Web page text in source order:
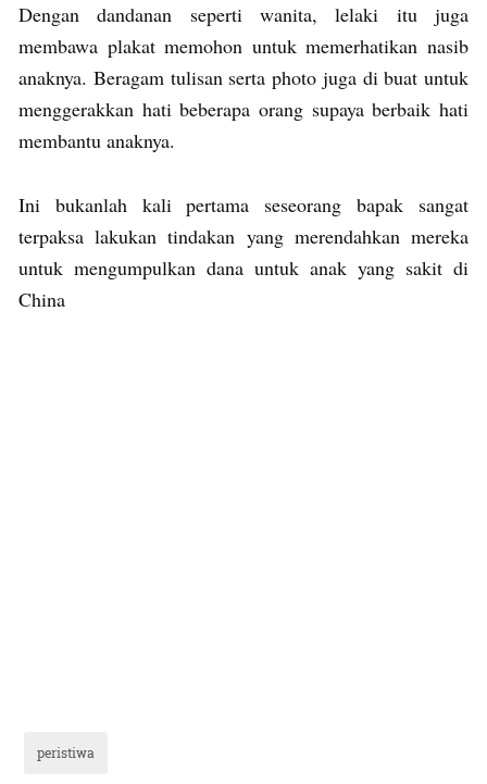
Dengan dandanan seperti wanita, lelaki itu juga
membawa plakat memohon untuk memerhatikan nasib
anaknya. Beragam tulisan serta photo juga di buat untuk
menggerakkan hati beberapa orang supaya berbaik hati
membantu anaknya.
Ini bukanlah kali pertama seseorang bapak sangat
terpaksa lakukan tindakan yang merendahkan mereka
untuk mengumpulkan dana untuk anak yang sakit di
China
peristiwa